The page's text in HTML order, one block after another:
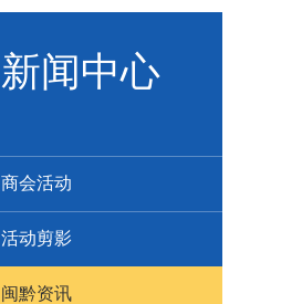
新闻中心
商会活动
活动剪影
闽黔资讯